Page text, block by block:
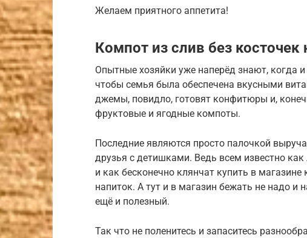
Желаем приятного аппетита!
Компот из слив без косточек
Опытные хозяйки уже наперёд знают, когда
чтобы семья была обеспечена вкусными
джемы, повидло, готовят конфитюры и,
фруктовые и ягодные компоты.
Последние являются просто палочкой
друзья с детишками. Ведь всем известно
и как бесконечно клянчат купить в
напиток. А тут и в магазин бежать не надо и
ещё и полезный.
Так что не поленитесь и запаситесь